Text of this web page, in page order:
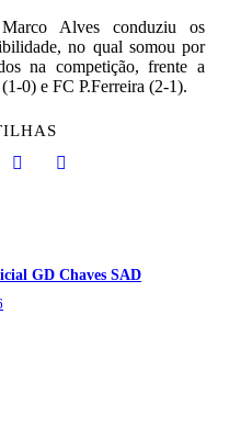
Alves conduziu os
no qual somou por
na competição, frente a
0) e FC P.Ferreira (2-1).
GD Chaves SAD